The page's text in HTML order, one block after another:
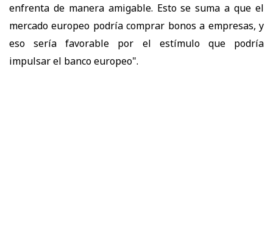
enfrenta de manera amigable. Esto se suma a que el
mercado europeo podría comprar bonos a empresas, y
eso sería favorable por el estímulo que podría
impulsar el banco europeo".